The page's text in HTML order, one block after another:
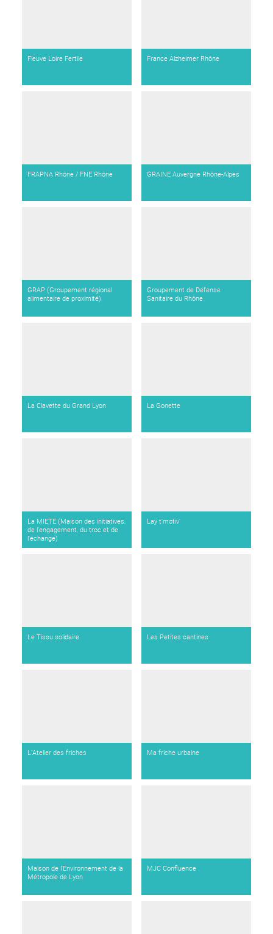
Fleuve Loire Fertile France Alzheimer Rhône
FRAPNA Rhône / FNE Rhône GRAINE Auvergne Rhône-Alpes
GRAP (Groupement régional
alimentaire de proximité)
Groupement de Défense
Sanitaire du Rhône
La Clavette du Grand Lyon La Gonette
La MIETE (Maison des initiatives,
de l'engagement, du troc et de
l'échange)
Lay t'motiv'
Le Tissu solidaire Les Petites cantines
L’Atelier des friches Ma friche urbaine
Maison de l'Environnement de la
Métropole de Lyon
MJC Confluence